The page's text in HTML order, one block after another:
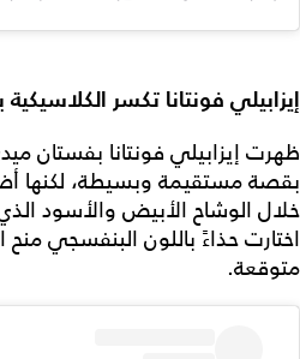
إيزابيلي فونتانا تكسر
بقصة مستقيمة وبسيطة، لكنها
خلال الوشاح الأبيض والأسود
اختارت حذاءً باللون البنفسجي منح
متوقعة.